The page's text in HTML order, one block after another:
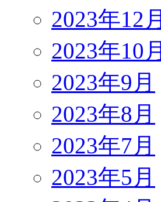
2023年12月
2023年10月
2023年9月
2023年8月
2023年7月
2023年5月